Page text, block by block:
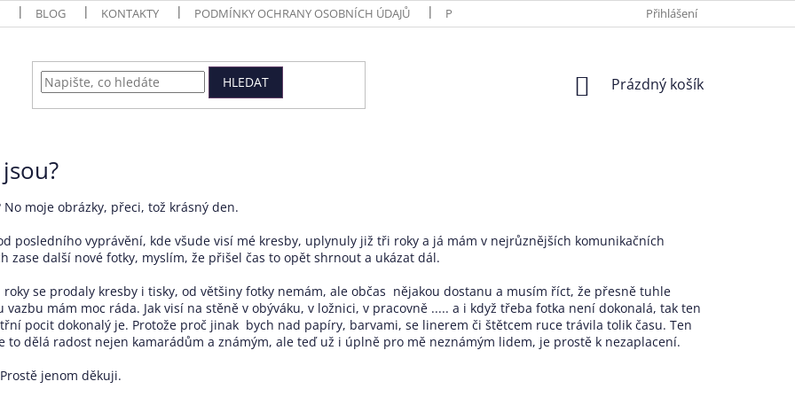
BLOG KONTAKTY PODMÍNKY OCHRANY OSOBNÍCH ÚDAJŮ PLATBA A DOPRAVA O VÝROBCÍCH HODNOCENÍ
Přihlášení
HLEDAT
NÁKUPNÍ
Prázdný košík
No moje obrázky, přeci, tož krásný den.
posledního vyprávění, kde všude visí mé kresby, uplynuly již tři roky a já mám v nejrůznějších komunikačních
zase další nové fotky, myslím, že přišel čas to opět shrnout a ukázat dál.
roky se prodaly kresby i tisky, od většiny fotky nemám, ale občas nějakou dostanu a musím říct, že přesně tuhle
vazbu mám moc ráda. Jak visí na stěně v obýváku, v ložnici, v pracovně ..... a i když třeba fotka není dokonalá, tak ten
pocit dokonalý je. Protože proč jinak bych nad papíry, barvami, se linerem či štětcem ruce trávila tolik času. Ten
to dělá radost nejen kamarádům a známým, ale teď už i úplně pro mě neznámým lidem, je prostě k nezaplacení.
jenom děkuji.